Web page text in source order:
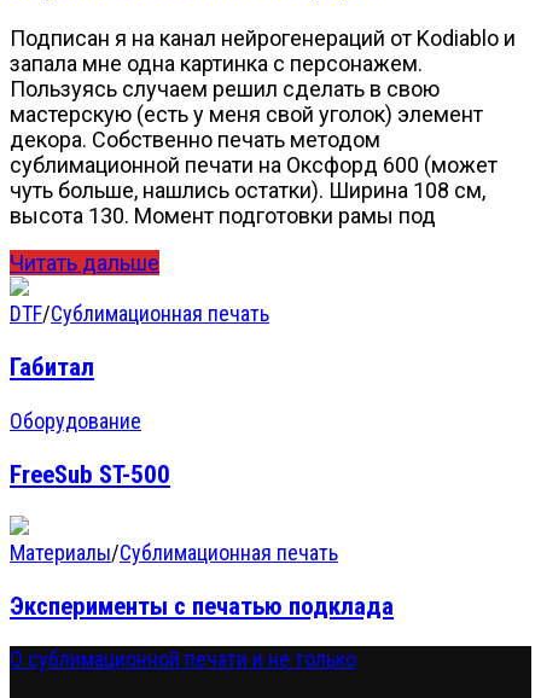
Подписан я на канал нейрогенераций от Kodiablo и
запала мне одна картинка с персонажем.
Пользуясь случаем решил сделать в свою
мастерскую (есть у меня свой уголок) элемент
декора. Собственно печать методом
сублимационной печати на Оксфорд 600 (может
чуть больше, нашлись остатки). Ширина 108 см,
высота 130. Момент подготовки рамы под
Читать дальше
DTF/Сублимационная печать
Габитал
Оборудование
FreeSub ST-500
Материалы/Сублимационная печать
Эксперименты с печатью подклада
О сублимационной печати и не только